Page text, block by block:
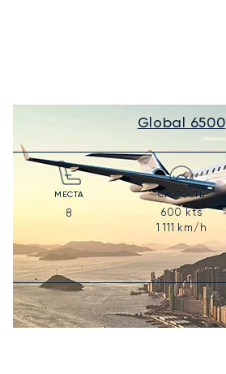
Global 6500
МЕСТА
8
СКОРОСТЬ
600kts
1 111 km/h